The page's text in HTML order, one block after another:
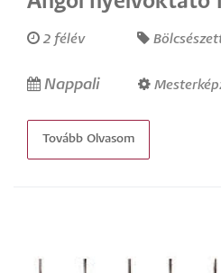
2 félév
Nappali
Tovább Olvasom